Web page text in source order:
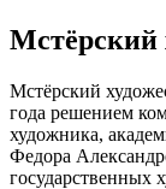
Мстёрский
Мстёрский
года решением
художника,
Федора
государственных